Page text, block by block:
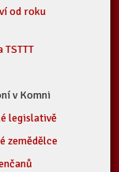
od roku
v Komni
legislativě
zemědělce